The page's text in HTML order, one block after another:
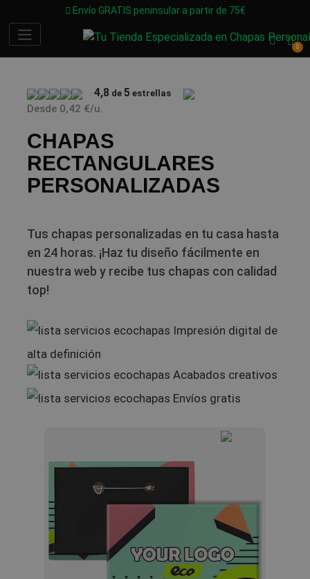
Envío GRATIS peninsular a partir de 75€
0
4,8 de 5 estrellas
Desde 0,42 €/u.
CHAPAS
RECTANGULARES
PERSONALIZADAS
Tus chapas personalizadas en tu casa hasta
en 24 horas. ¡Haz tu diseño fácilmente en
nuestra web y recibe tus chapas con calidad
top!
Impresión digital de
alta definición
Acabados creativos
Envíos gratis